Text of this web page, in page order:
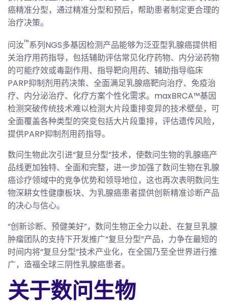
癌精准分型，通过精准分型和预后，帮助患者制定更合理的
治疗决策。
问汝™系列NGS多基因检测产品能够为泛亚型乳腺癌提供相
关治疗用药指导，包括辅助评估常见化疗药物、内分泌药物
的可能疗效或毒副作用、指导靶向用药、辅助指导临床
PARP抑制剂用药决策、全面满足乳腺癌靶向治疗、免疫治
疗、内分泌治疗、化疗方案个性化需求。maxBRCA™基因
检测突破传统技术难以检测大片段重排变异的技术壁垒，可
全面覆盖各种类型的突变包括大片段重排，评估遗传风险，
提供PARP抑制剂用药指导。
数问生物此次引进“复旦分型”技术，使数问生物的乳腺癌产
品线更加独特、全面和完整，进一步加强了数问生物在乳腺
癌诊疗领域中的竞争优势和领导地位，这也再次表明数问生
物深耕女性健康板块、为乳腺癌患者提供创新精准诊断产品
的决心与信心。
“创新诊断、预健美好”，数问生物正全力以赴、在复旦乳腺
肿瘤团队的支持下开发推广“复旦分型”产品，力争在最短的
时间内将“复旦分型”技术产业化，在全国乃至全世界进行推
广，造福全球三阴性乳腺癌患者。
关于数问生物